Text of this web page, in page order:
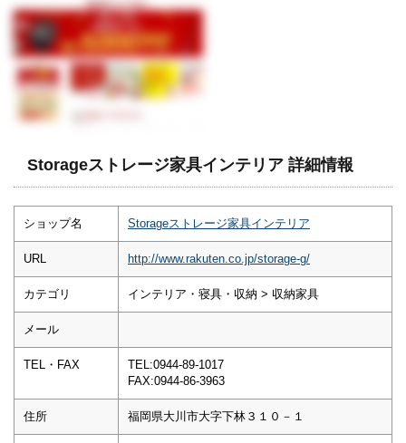
Storageストレージ家具インテリア 詳細情報
ショップ名 Storageストレージ家具インテリア
URL http://www.rakuten.co.jp/storage-g/
カテゴリ インテリア・寝具・収納 > 収納家具
メール
TEL・FAX
TEL:0944-89-1017
FAX:0944-86-3963
住所 福岡県大川市大字下林３１０－１